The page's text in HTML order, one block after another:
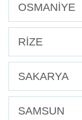
OSMANİYE
RİZE
SAKARYA
SAMSUN